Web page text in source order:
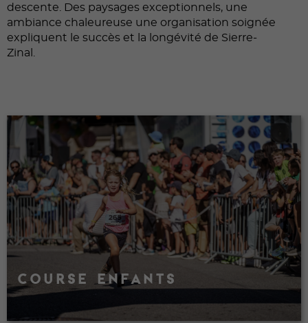
descente. Des paysages exceptionnels, une
ambiance chaleureuse une organisation soignée
expliquent le succès et la longévité de Sierre-
Zinal.
COURSE ENFANTS